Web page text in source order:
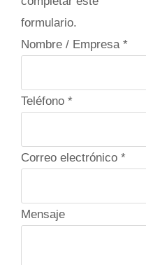
formulario.
C
m
p
o
c
l
Nombre / Empresa *
Teléfono *
Correo electrónico *
Mensaje